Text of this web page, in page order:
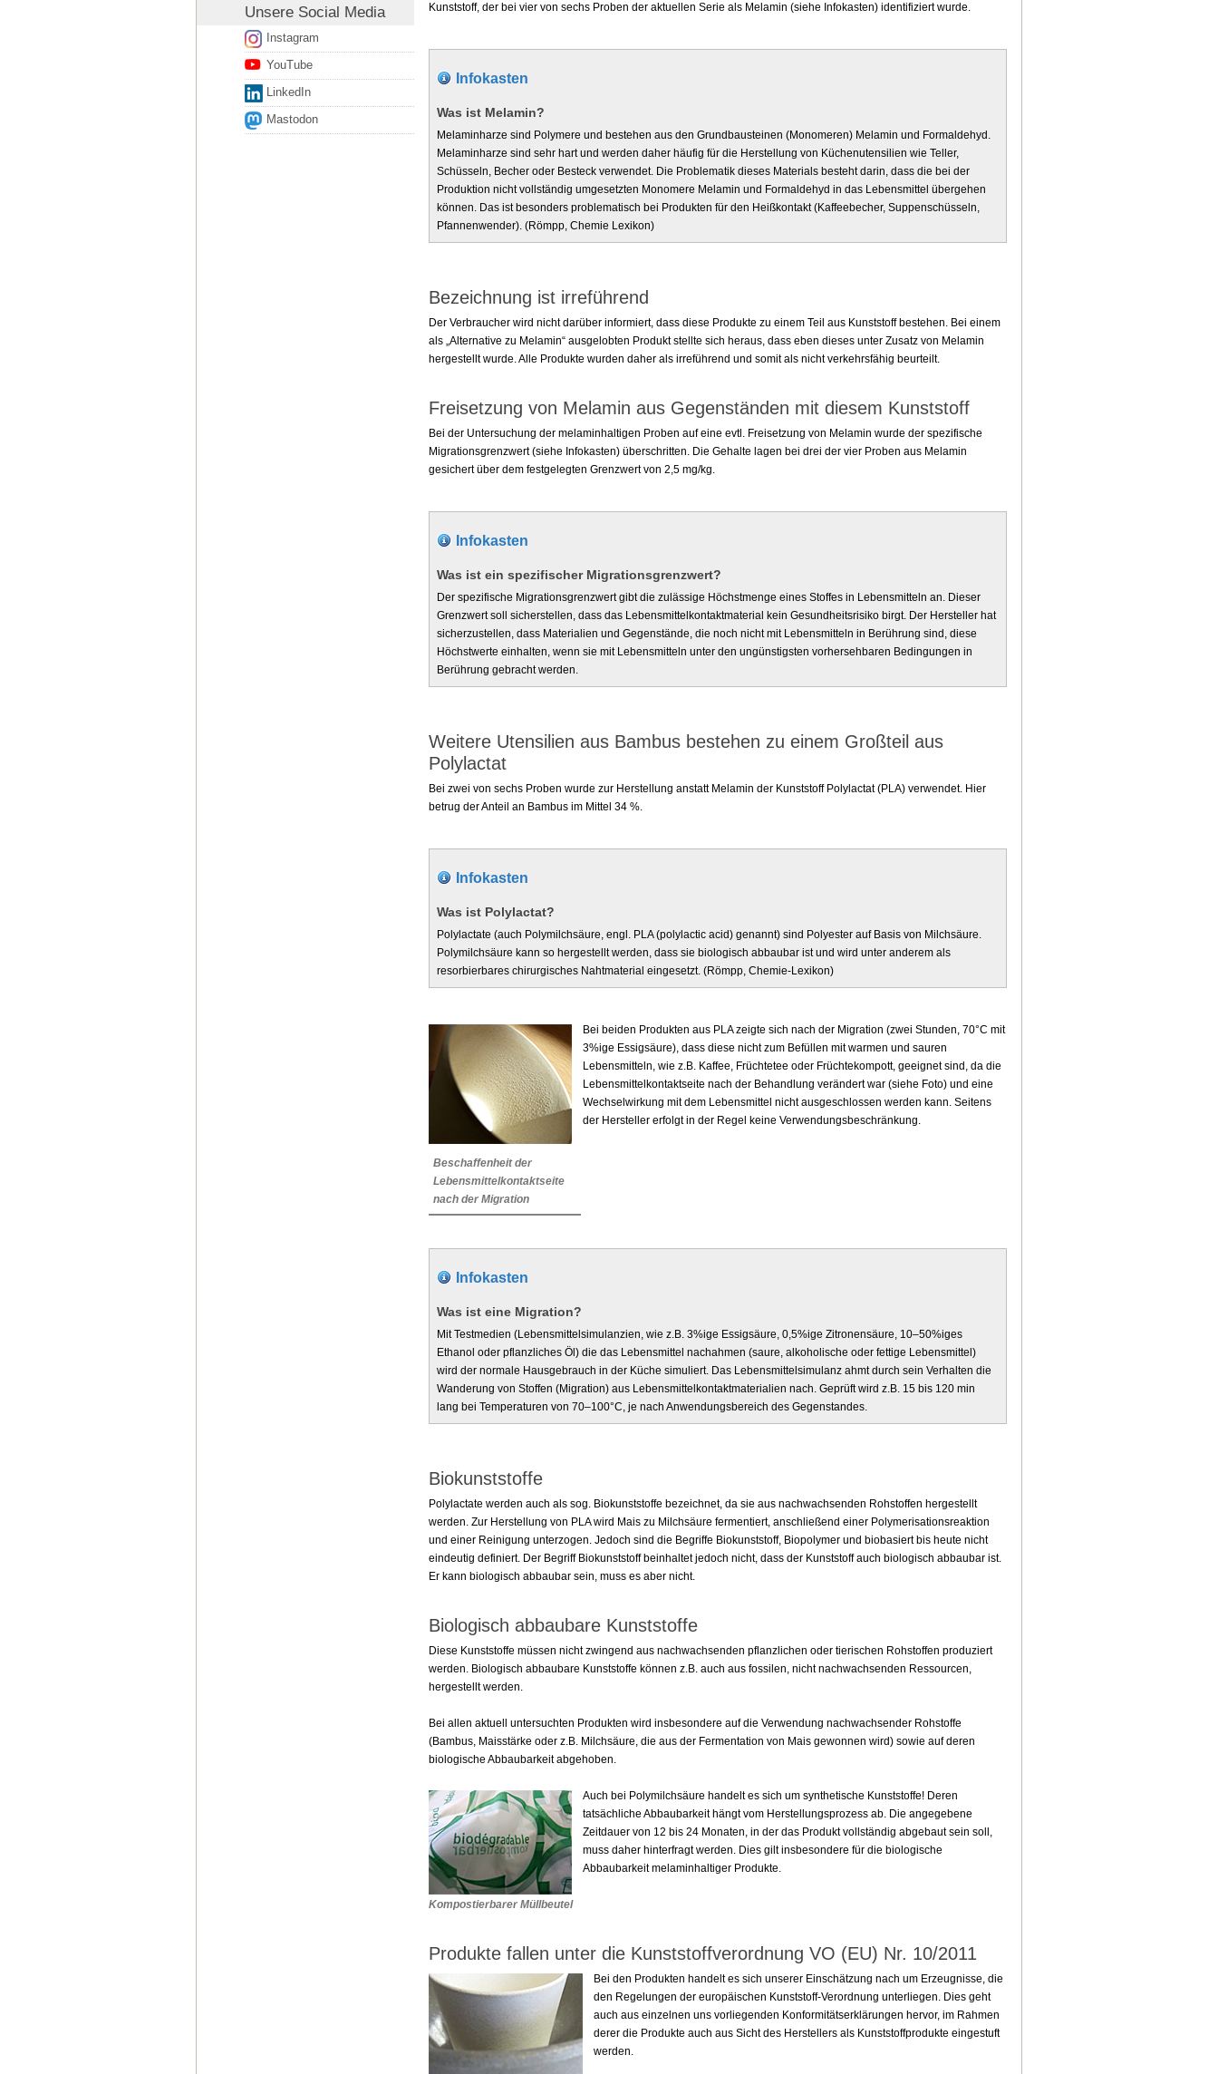
Unsere Social Media
Instagram
YouTube
LinkedIn
Mastodon
Kunststoff, der bei vier von sechs Proben der aktuellen Serie als Melamin (siehe Infokasten) identifiziert wurde.
Infokasten
Was ist Melamin?
Melaminharze sind Polymere und bestehen aus den Grundbausteinen (Monomeren) Melamin und Formaldehyd.
Melaminharze sind sehr hart und werden daher häufig für die Herstellung von Küchenutensilien wie Teller,
Schüsseln, Becher oder Besteck verwendet. Die Problematik dieses Materials besteht darin, dass die bei der
Produktion nicht vollständig umgesetzten Monomere Melamin und Formaldehyd in das Lebensmittel übergehen
können. Das ist besonders problematisch bei Produkten für den Heißkontakt (Kaffeebecher, Suppenschüsseln,
Pfannenwender). (Römpp, Chemie Lexikon)
Bezeichnung ist irreführend
Der Verbraucher wird nicht darüber informiert, dass diese Produkte zu einem Teil aus Kunststoff bestehen. Bei einem
als „Alternative zu Melamin“ ausgelobten Produkt stellte sich heraus, dass eben dieses unter Zusatz von Melamin
hergestellt wurde. Alle Produkte wurden daher als irreführend und somit als nicht verkehrsfähig beurteilt.
Freisetzung von Melamin aus Gegenständen mit diesem Kunststoff
Bei der Untersuchung der melaminhaltigen Proben auf eine evtl. Freisetzung von Melamin wurde der spezifische
Migrationsgrenzwert (siehe Infokasten) überschritten. Die Gehalte lagen bei drei der vier Proben aus Melamin
gesichert über dem festgelegten Grenzwert von 2,5 mg/kg.
Infokasten
Was ist ein spezifischer Migrationsgrenzwert?
Der spezifische Migrationsgrenzwert gibt die zulässige Höchstmenge eines Stoffes in Lebensmitteln an. Dieser
Grenzwert soll sicherstellen, dass das Lebensmittelkontaktmaterial kein Gesundheitsrisiko birgt. Der Hersteller hat
sicherzustellen, dass Materialien und Gegenstände, die noch nicht mit Lebensmitteln in Berührung sind, diese
Höchstwerte einhalten, wenn sie mit Lebensmitteln unter den ungünstigsten vorhersehbaren Bedingungen in
Berührung gebracht werden.
Weitere Utensilien aus Bambus bestehen zu einem Großteil aus
Polylactat
Bei zwei von sechs Proben wurde zur Herstellung anstatt Melamin der Kunststoff Polylactat (PLA) verwendet. Hier
betrug der Anteil an Bambus im Mittel 34 %.
Infokasten
Was ist Polylactat?
Polylactate (auch Polymilchsäure, engl. PLA (polylactic acid) genannt) sind Polyester auf Basis von Milchsäure.
Polymilchsäure kann so hergestellt werden, dass sie biologisch abbaubar ist und wird unter anderem als
resorbierbares chirurgisches Nahtmaterial eingesetzt. (Römpp, Chemie-Lexikon)
Bei beiden Produkten aus PLA zeigte sich nach der Migration (zwei Stunden, 70°C mit
3%ige Essigsäure), dass diese nicht zum Befüllen mit warmen und sauren
Lebensmitteln, wie z.B. Kaffee, Früchtetee oder Früchtekompott, geeignet sind, da die
Lebensmittelkontaktseite nach der Behandlung verändert war (siehe Foto) und eine
Wechselwirkung mit dem Lebensmittel nicht ausgeschlossen werden kann. Seitens
der Hersteller erfolgt in der Regel keine Verwendungsbeschränkung.
Beschaffenheit der
Lebensmittelkontaktseite
nach der Migration
Infokasten
Was ist eine Migration?
Mit Testmedien (Lebensmittelsimulanzien, wie z.B. 3%ige Essigsäure, 0,5%ige Zitronensäure, 10–50%iges
Ethanol oder pflanzliches Öl) die das Lebensmittel nachahmen (saure, alkoholische oder fettige Lebensmittel)
wird der normale Hausgebrauch in der Küche simuliert. Das Lebensmittelsimulanz ahmt durch sein Verhalten die
Wanderung von Stoffen (Migration) aus Lebensmittelkontaktmaterialien nach. Geprüft wird z.B. 15 bis 120 min
lang bei Temperaturen von 70–100°C, je nach Anwendungsbereich des Gegenstandes.
Biokunststoffe
Polylactate werden auch als sog. Biokunststoffe bezeichnet, da sie aus nachwachsenden Rohstoffen hergestellt
werden. Zur Herstellung von PLA wird Mais zu Milchsäure fermentiert, anschließend einer Polymerisationsreaktion
und einer Reinigung unterzogen. Jedoch sind die Begriffe Biokunststoff, Biopolymer und biobasiert bis heute nicht
eindeutig definiert. Der Begriff Biokunststoff beinhaltet jedoch nicht, dass der Kunststoff auch biologisch abbaubar ist.
Er kann biologisch abbaubar sein, muss es aber nicht.
Biologisch abbaubare Kunststoffe
Diese Kunststoffe müssen nicht zwingend aus nachwachsenden pflanzlichen oder tierischen Rohstoffen produziert
werden. Biologisch abbaubare Kunststoffe können z.B. auch aus fossilen, nicht nachwachsenden Ressourcen,
hergestellt werden.
Bei allen aktuell untersuchten Produkten wird insbesondere auf die Verwendung nachwachsender Rohstoffe
(Bambus, Maisstärke oder z.B. Milchsäure, die aus der Fermentation von Mais gewonnen wird) sowie auf deren
biologische Abbaubarkeit abgehoben.
Auch bei Polymilchsäure handelt es sich um synthetische Kunststoffe! Deren
tatsächliche Abbaubarkeit hängt vom Herstellungsprozess ab. Die angegebene
Zeitdauer von 12 bis 24 Monaten, in der das Produkt vollständig abgebaut sein soll,
muss daher hinterfragt werden. Dies gilt insbesondere für die biologische
Abbaubarkeit melaminhaltiger Produkte.
Kompostierbarer Müllbeutel
Produkte fallen unter die Kunststoffverordnung VO (EU) Nr. 10/2011
Bei den Produkten handelt es sich unserer Einschätzung nach um Erzeugnisse, die
den Regelungen der europäischen Kunststoff-Verordnung unterliegen. Dies geht
auch aus einzelnen uns vorliegenden Konformitätserklärungen hervor, im Rahmen
derer die Produkte auch aus Sicht des Herstellers als Kunststoffprodukte eingestuft
werden.